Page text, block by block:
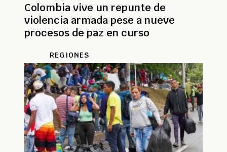
Colombia vive un repunte de
violencia armada pese a nueve
procesos de paz en curso
REGIONES